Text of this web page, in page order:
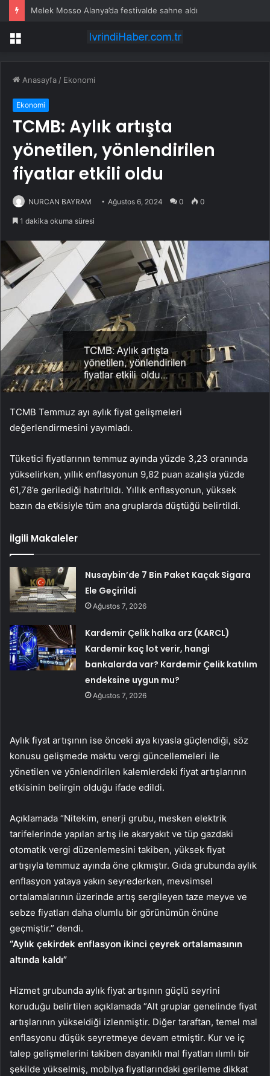
Melek Mosso Alanya’da festivalde sahne aldı
Menü
Anasayfa / Ekonomi
Ekonomi
TCMB: Aylık artışta
yönetilen, yönlendirilen
fiyatlar etkili oldu
NURCAN BAYRAM Ağustos 6, 2024 0 0
1 dakika okuma süresi
TCMB Temmuz ayı aylık fiyat gelişmeleri
değerlendirmesini yayımladı.
Tüketici fiyatlarının temmuz ayında yüzde 3,23 oranında
yükselirken, yıllık enflasyonun 9,82 puan azalışla yüzde
61,78’e gerilediği hatırltıldı. Yıllık enflasyonun, yüksek
bazın da etkisiyle tüm ana gruplarda düştüğü belirtildi.
İlgili Makaleler
Nusaybin’de 7 Bin Paket Kaçak Sigara
Ele Geçirildi
Ağustos 7, 2026
Kardemir Çelik halka arz (KARCL)
Kardemir kaç lot verir, hangi
bankalarda var? Kardemir Çelik katılım
endeksine uygun mu?
Ağustos 7, 2026
Aylık fiyat artışının ise önceki aya kıyasla güçlendiği, söz
konusu gelişmede maktu vergi güncellemeleri ile
yönetilen ve yönlendirilen kalemlerdeki fiyat artışlarının
etkisinin belirgin olduğu ifade edildi.
Açıklamada “Nitekim, enerji grubu, mesken elektrik
tarifelerinde yapılan artış ile akaryakıt ve tüp gazdaki
otomatik vergi düzenlemesini takiben, yüksek fiyat
artışıyla temmuz ayında öne çıkmıştır. Gıda grubunda aylık
enflasyon yataya yakın seyrederken, mevsimsel
ortalamalarının üzerinde artış sergileyen taze meyve ve
sebze fiyatları daha olumlu bir görünümün önüne
geçmiştir.” dendi.
“Aylık çekirdek enflasyon ikinci çeyrek ortalamasının
altında kaldı”
Hizmet grubunda aylık fiyat artışının güçlü seyrini
koruduğu belirtilen açıklamada “Alt gruplar genelinde fiyat
artışlarının yükseldiği izlenmiştir. Diğer taraftan, temel mal
enflasyonu düşük seyretmeye devam etmiştir. Kur ve iç
talep gelişmelerini takiben dayanıklı mal fiyatları ılımlı bir
şekilde yükselmiş, mobilya fiyatlarındaki gerileme dikkat